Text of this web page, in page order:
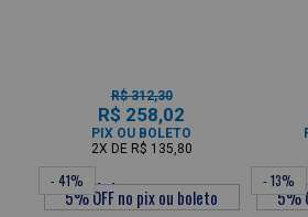
R$ 312,30
R$ 258,02
PIX OU BOLETO
2X DE R$ 135,80
- 41% - 13%